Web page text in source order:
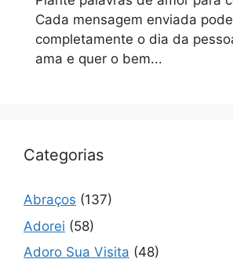
Cada mensagem enviada
completamente o dia da
ama e quer o bem...
Categorias
Abraços (137)
Adorei (58)
Adoro Sua Visita (48)